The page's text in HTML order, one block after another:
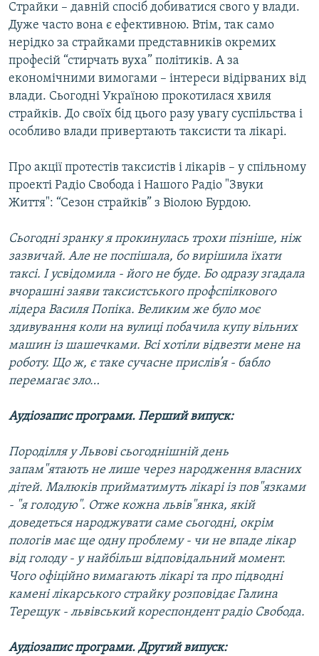
РУС
УКР
КТАТ
ДОЛУЧАЙСЯ!
Усі сайти RFE/RL
Страйки – давній спосіб добиватися свого у влади.
Дуже часто вона є ефективною. Втім, так само
нерідко за страйками представників окремих
професій “стирчать вуха” політиків. А за
економічними вимогами – інтереси відірваних від
влади. Сьогодні Україною прокотилася хвиля
страйків. До своїх бід цього разу увагу суспільства і
особливо влади привертають таксисти та лікарі.
Про акції протестів таксистів і лікарів – у спільному
проекті Радіо Свобода і Нашого Радіо "Звуки
Життя": “Сезон страйків” з Віолою Бурдою.
Сьогодні зранку я прокинулась трохи пізніше, ніж
зазвичай. Але не поспішала, бо вирішила їхати
таксі. І усвідомила - його не буде. Бо одразу згадала
вчорашні заяви таксистського профспілкового
лідера Василя Попіка. Великим же було моє
здивування коли на вулиці побачила купу вільних
машин із шашечками. Всі хотіли відвезти мене на
роботу. Що ж, є таке сучасне прислів’я - бабло
перемагає зло…
Аудіозапис програми. Перший випуск:
Породілля у Львові сьогоднішній день
запам"ятають не лише через народження власних
дітей. Малюків прийматимуть лікарі із пов"язками
- "я голодую". Отже кожна львів"янка, якій
доведеться народжувати саме сьогодні, окрім
пологів має ще одну проблему - чи не впаде лікар
від голоду - у найбільш відповідальний момент.
Чого офіційно вимагають лікарі та про підводні
камені лікарського страйку розповідає Галина
Терещук - львівський кореспондент радіо Свобода.
Аудіозапис програми. Другий випуск: